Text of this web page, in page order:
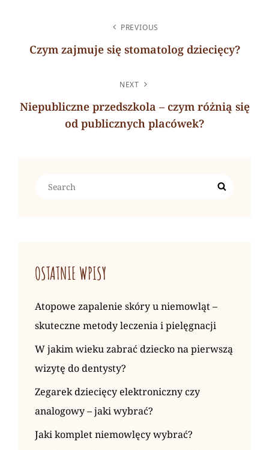
WPISU
PREVIOUS
Czym zajmuje się stomatolog dziecięcy?
NEXT
Niepubliczne przedszkola – czym różnią się
od publicznych placówek?
OSTATNIE WPISY
Atopowe zapalenie skóry u niemowląt –
skuteczne metody leczenia i pielęgnacji
W jakim wieku zabrać dziecko na pierwszą
wizytę do dentysty?
Zegarek dziecięcy elektroniczny czy
analogowy – jaki wybrać?
Jaki komplet niemowlęcy wybrać?